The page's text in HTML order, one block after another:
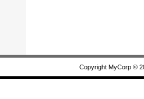
Copyright MyCorp ©